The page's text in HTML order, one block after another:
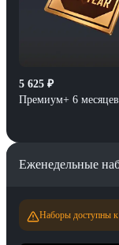
5 625 ₽
Премиум+ 6 месяцев
Еженедельные
Наборы доступны